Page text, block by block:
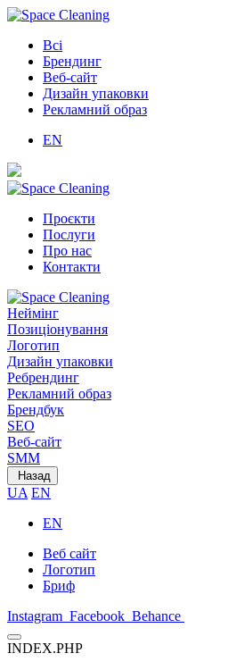
Всі
Брендинг
Веб-сайт
Дизайн упаковки
Рекламний образ
EN
Проєкти
Послуги
Про нас
Контакти
Неймінг
Позиціонування
Логотип
Дизайн упаковки
Ребрендинг
Рекламний образ
Брендбук
SEO
Веб-сайт
SMM
Назад
UA EN
EN
Веб сайт
Логотип
Бриф
Instagram Facebook Behance
INDEX.PHP